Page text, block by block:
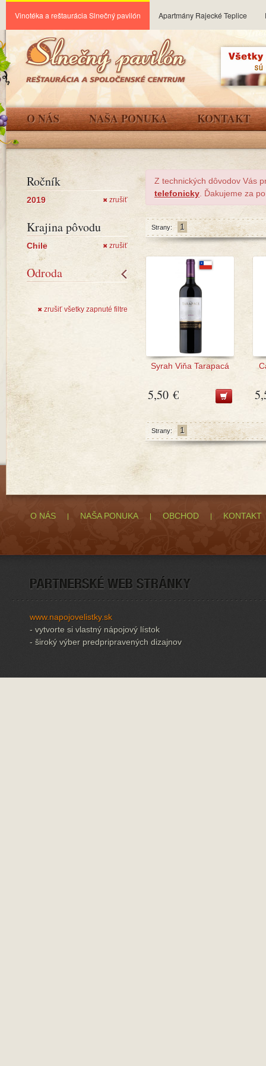
Vinotéka a reštaurácia Slnečný pavilón Apartmány Rajecké Teplice
O NÁS NAŠA PONUKA KONTAKT
Ročník
2019 ✖ zrušiť
Krajina pôvodu
Chile ✖ zrušiť
Odroda
✖ zrušiť všetky zapnuté filtre
Z technických dôvodov Vás
telefonicky . Ďakujeme za
Strany: 1
Syrah Viňa Tarapacá
5,50 €
Strany: 1
O NÁS NAŠA PONUKA OBCHOD KONTAKT
www.napojovelistky.sk
- vytvorte si vlastný nápojový lístok
- široký výber predpripravených dizajnov